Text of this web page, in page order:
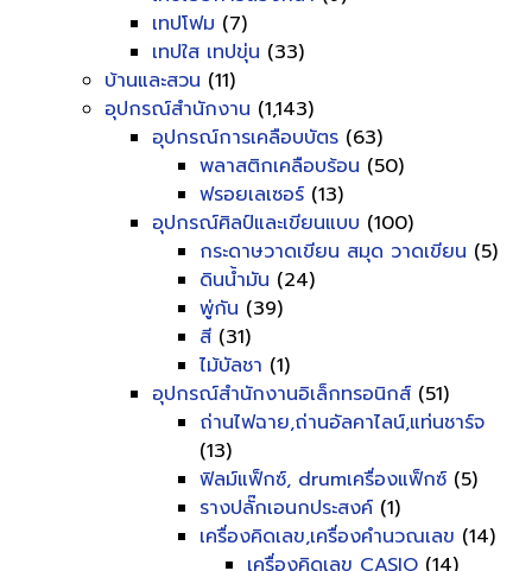
เทปโฟม (7)
เทปใส เทปขุ่น (33)
บ้านและสวน (11)
อุปกรณ์สำนักงาน (1,143)
อุปกรณ์การเคลือบบัตร (63)
พลาสติกเคลือบร้อน (50)
ฟรอยเลเซอร์ (13)
อุปกรณ์ศิลป์และเขียนแบบ (100)
กระดาษวาดเขียน สมุด วาดเขียน (5)
ดินน้ำมัน (24)
พู่กัน (39)
สี (31)
ไม้บัลชา (1)
อุปกรณ์สำนักงานอิเล็กทรอนิกส์ (51)
ถ่านไฟฉาย,ถ่านอัลคาไลน์,แท่นชาร์จ
(13)
ฟิลม์แฟ็กซ์, drumเครื่องแฟ็กซ์ (5)
รางปลั๊กเอนกประสงค์ (1)
เครื่องคิดเลข,เครื่องคำนวณเลข (14)
เครื่องคิดเลข CASIO (14)